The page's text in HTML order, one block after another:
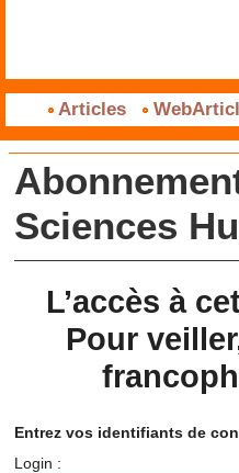
Articles
Sciences
L’accès à
Pour
Entrez vos identifiants de
Login :